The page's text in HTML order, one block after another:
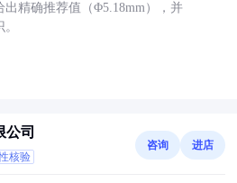
出精确推荐值（Φ5.18mm），并
公司
核验
咨询 进店